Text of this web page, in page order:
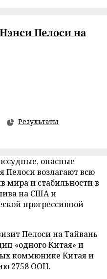
Пелоси на
Результаты
опасные
Пелоси возлагают всю
мира и стабильности в
на США и
прогрессивной
Пелоси на Тайвань
«одного Китая» и
коммюнике Китая и
2758 ООН.